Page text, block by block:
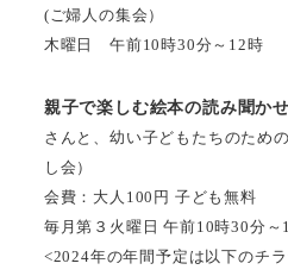
(ご婦人の集会）
木曜日 午前10時30分～12時
親子で楽しむ絵本の読み聞か
さんと、幼い子どもたちのため
し会）
会費：大人100円 子ども無料
毎月第３火曜日 午前10時30分～
<2024年の年間予定は以下のチ